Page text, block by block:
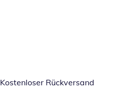
Kostenloser Rückversand